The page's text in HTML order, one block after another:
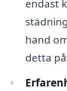
endast
hand
detta